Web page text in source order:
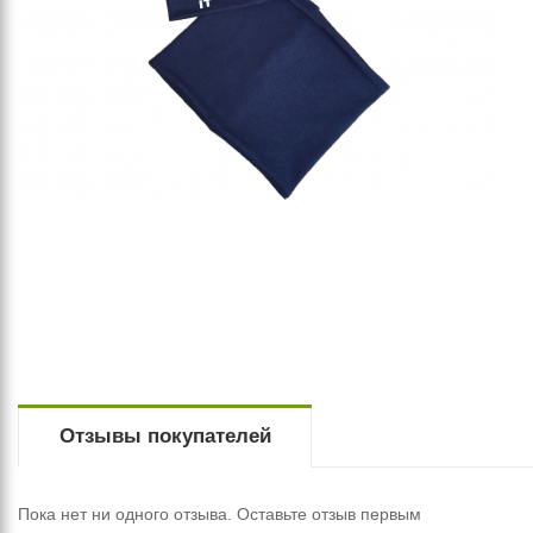
Отзывы покупателей
Пока нет ни одного отзыва. Оставьте отзыв первым